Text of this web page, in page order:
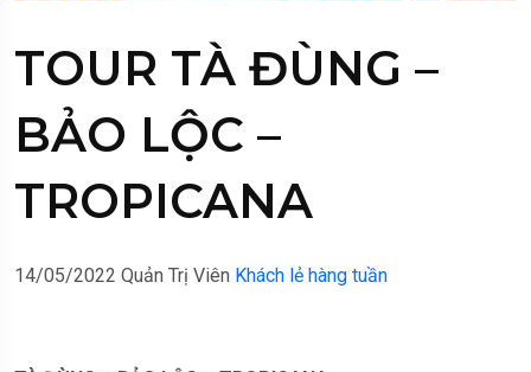
TOUR TÀ ĐÙNG –
BẢO LỘC –
TROPICANA
14/05/2022 Quản Trị Viên Khách lẻ hàng tuần